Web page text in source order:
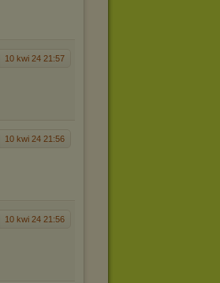
10 kwi 24 21:57
10 kwi 24 21:56
10 kwi 24 21:56